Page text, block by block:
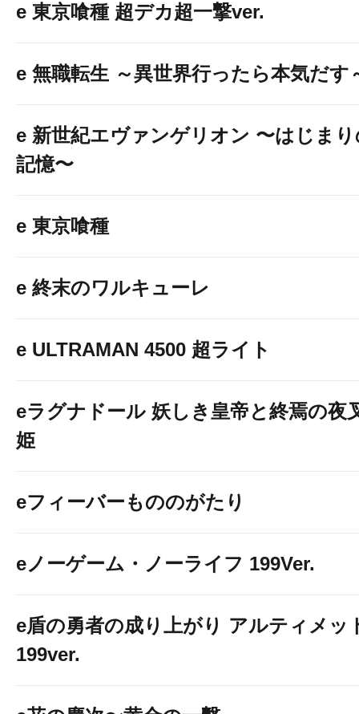
e 東京喰種 超デカ超一撃ver.
e 無職転生 ～異世界行ったら本気だす
e 新世紀エヴァンゲリオン 〜はじま
記憶〜
e 東京喰種
e 終末のワルキューレ
e ULTRAMAN 4500 超ライト
eラグナドール 妖しき皇帝と終焉の夜
姫
eフィーバーもののがたり
eノーゲーム・ノーライフ 199Ver.
e盾の勇者の成り上がり アルティメッ
199ver.